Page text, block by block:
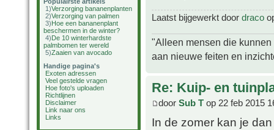
1)Verzorging bananenplanten
2)Verzorging van palmen
3)Hoe een bananenplant
beschermen in de winter?
4)De 10 winterhardste
palmbomen ter wereld
5)Zaaien van avocado
Handige pagina's
Exoten adressen
Veel gestelde vragen
Hoe foto's uploaden
Richtlijnen
Disclaimer
Link naar ons
Links
Laatst bijgewerkt door draco
"Alleen mensen die
aan nieuwe feiten en
Re: Kuip- en
door Sub T op 22 feb 2015
In de zomer kan je